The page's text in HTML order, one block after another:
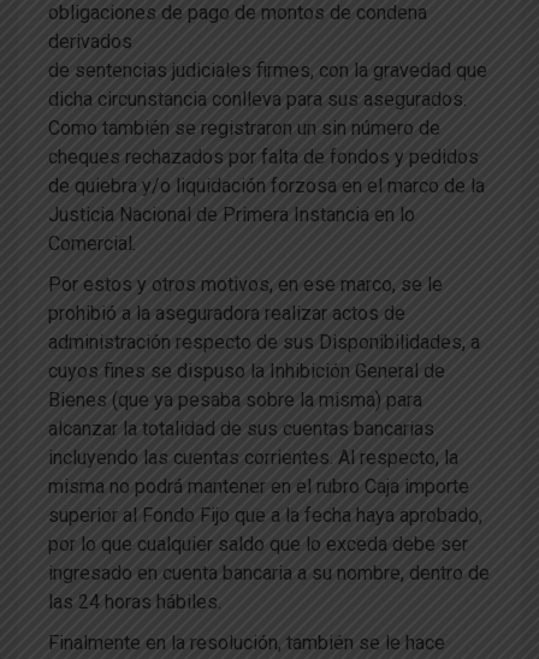
obligaciones de pago de montos de condena
derivados
de sentencias judiciales firmes, con la gravedad que
dicha circunstancia conlleva para sus asegurados.
Como también se registraron un sin número de
cheques rechazados por falta de fondos y pedidos
de quiebra y/o liquidación forzosa en el marco de la
Justicia Nacional de Primera Instancia en lo
Comercial.
Por estos y otros motivos, en ese marco, se le
prohibió a la aseguradora realizar actos de
administración respecto de sus Disponibilidades, a
cuyos fines se dispuso la Inhibición General de
Bienes (que ya pesaba sobre la misma) para
alcanzar la totalidad de sus cuentas bancarias
incluyendo las cuentas corrientes. Al respecto, la
misma no podrá mantener en el rubro Caja importe
superior al Fondo Fijo que a la fecha haya aprobado,
por lo que cualquier saldo que lo exceda debe ser
ingresado en cuenta bancaria a su nombre, dentro de
las 24 horas hábiles.
Finalmente en la resolución, también se le hace